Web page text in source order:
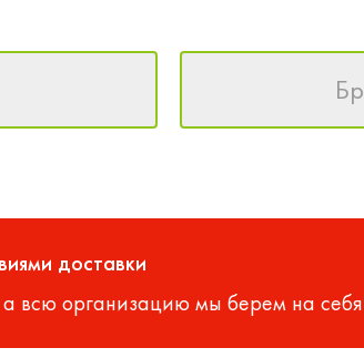
доставки
всю организацию мы берем на